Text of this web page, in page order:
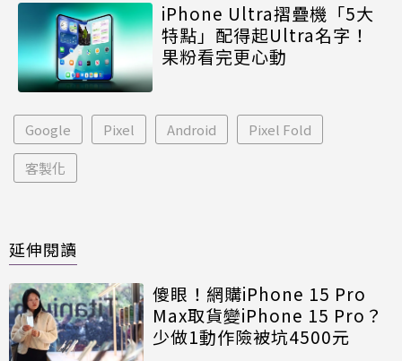
iPhone Ultra摺疊機「5大
特點」配得起Ultra名字！
果粉看完更心動
Google Pixel Android Pixel Fold
客製化
延伸閱讀
傻眼！網購iPhone 15 Pro
Max取貨變iPhone 15 Pro？
少做1動作險被坑4500元